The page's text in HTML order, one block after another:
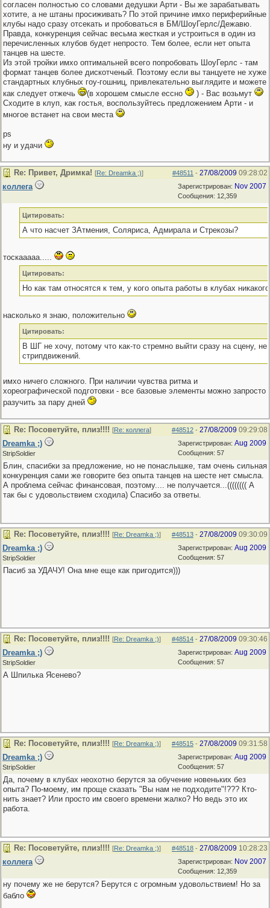
согласен полностью со словами дедушки Арти - Вы же зарабатывать
хотите, а не штаны просиживать? По этой причине имхо периферийные
клубы надо сразу отсекать и пробоваться в БМ/ШоуГерлс/Дежавю.
Правда, конкуренция сейчас весьма жесткая и устроиться в один из
перечисленных клубов будет непросто. Тем более, если нет опыта
танцев на шесте.
Из этой тройки имхо оптимальней всего попробовать ШоуГерлс - там
формат танцев более дискотченый. Поэтому если вы танцуете не хуже
стандартных клубных гоу-гошниц, привлекательно выглядите и можете
как следует отжечь
(в хорошем смысле ессно
) - Вас возьмут
Сходите в клуп, как гостья, воспользуйтесь предложением Арти - и
многое встанет на свои места
ps
ну и удачи
#48511 - 27/08/2009 09:28:02
Re: Привет, Дримка! [Re: Dreamka ;)]
Зарегистрирован: Nov 2007
Сообщения: 12,359
коллега
Цитировать:
А что насчет ЗАтмения, Соляриса, Адмирала и Стрекозы?
тоскааааа.....
Цитировать:
Но как там относятся к тем, у кого опыта работы в клубах
насколько я знаю, положительно
Цитировать:
В ШГ не хочу, потому что как-то стремно выйти сразу на сцену, не
стрипдвижений.
имхо ничего сложного. При наличии чувства ритма и
хореографической подготовки - все базовые элементы можно запросто
разучить за пару дней
#48512 - 27/08/2009 09:29:08
Re: Посоветуйте, плиз!!!! [Re: коллега]
Зарегистрирован: Aug 2009
Сообщения: 57
Dreamka ;)
StripSoldier
Блин, спасибки за предложение, но не понаслышке, там очень сильная
конкуренция сами же говорите без опыта танцев на шесте нет смысла.
А проблема сейчас финансовая, поэтому.... не получается...(((((((( А
так бы с удовольствием сходила) Спасибо за ответы.
#48513 - 27/08/2009 09:30:09
Re: Посоветуйте, плиз!!!! [Re: Dreamka ;)]
Зарегистрирован: Aug 2009
Сообщения: 57
Dreamka ;)
StripSoldier
Пасиб за УДАЧУ! Она мне еще как пригодится)))
#48514 - 27/08/2009 09:30:46
Re: Посоветуйте, плиз!!!! [Re: Dreamka ;)]
Зарегистрирован: Aug 2009
Сообщения: 57
Dreamka ;)
StripSoldier
А Шпилька Ясенево?
#48515 - 27/08/2009 09:31:58
Re: Посоветуйте, плиз!!!! [Re: Dreamka ;)]
Зарегистрирован: Aug 2009
Сообщения: 57
Dreamka ;)
StripSoldier
Да, почему в клубах неохотно берутся за обучение новеньких без
опыта? По-моему, им проще сказать "Вы нам не подходите"!??? Кто-
нить знает? Или просто им своего времени жалко? Но ведь это их
работа.
#48518 - 27/08/2009 10:28:23
Re: Посоветуйте, плиз!!!! [Re: Dreamka ;)]
Зарегистрирован: Nov 2007
Сообщения: 12,359
коллега
ну почему же не берутся? Берутся с огромным удовольствием! Но за
бабло